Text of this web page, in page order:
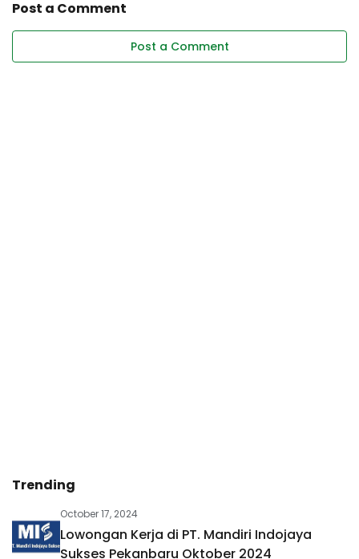
Post a Comment
Post a Comment
Trending
October 17, 2024
Lowongan Kerja di PT. Mandiri Indojaya
Sukses Pekanbaru Oktober 2024